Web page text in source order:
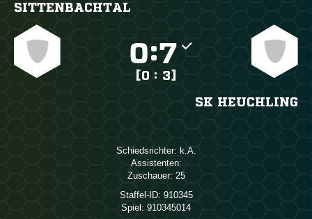
SITTENBACHTAL
:
[0 : 3]
SK HEUCHLING
Schiedsrichter: 
Assistenten:
Zuschauer: 25
Staffel-ID: 910345
Spiel: 910345014